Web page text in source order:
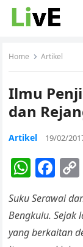
Home Artikel
Ilmu
dan
Artikel 19/02/
W
at
s
F
c
e
Suku Serawai
Bengkulu.
yang berkaitan